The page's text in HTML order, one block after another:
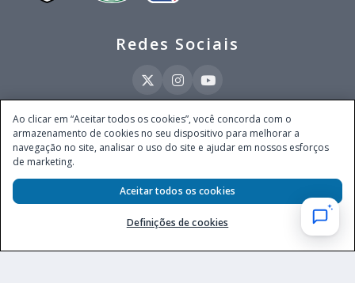
Redes Sociais
Este site é operado pela Ventmear Brasil LTDA (CNPJ 52.868.380/0001-84), com
endereço na Avenida Brigadeiro Faria Lima, nº 4.055, 3º andar, Itaim Bibi, no
Município de São Paulo, Estado de São Paulo, CEP 04538-133, Brasil - empresa
autorizada a operar apostas de quota fixa em todo território nacional pela
Secretaria de Prêmios e Apostas do Ministério da Fazenda, conforme Portaria nº
247, de 07.02.2025, publicada no DOU em 11.2.2025.
Ao clicar em “Aceitar todos os cookies”, você concorda com o
armazenamento de cookies no seu dispositivo para melhorar a
navegação no site, analisar o uso do site e ajudar em nossos esforços
de marketing.
Definições de cookies
Aceitar todos os cookies